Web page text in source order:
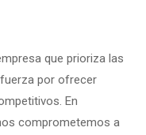
que prioriza las
por ofrecer
En
comprometemos a